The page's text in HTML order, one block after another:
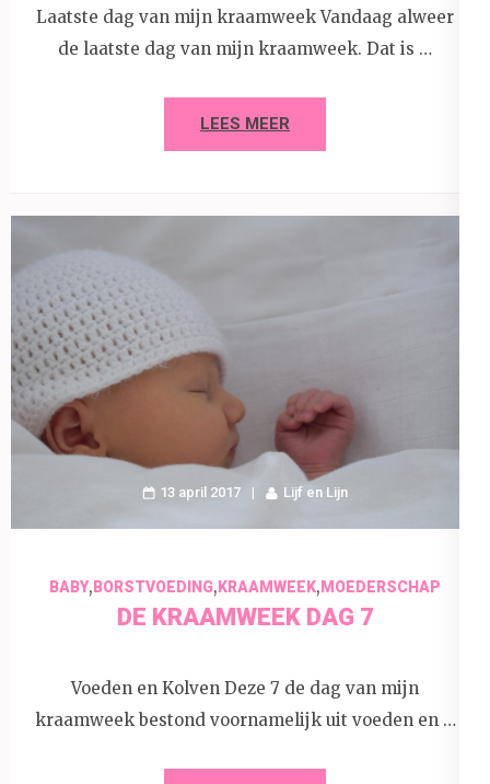
Laatste dag van mijn kraamweek Vandaag alweer
de laatste dag van mijn kraamweek. Dat is …
LEES MEER
13 april 2017 Lijf en Lijn
BABY, BORSTVOEDING, KRAAMWEEK, MOEDERSCHAP
DE KRAAMWEEK DAG 7
Voeden en Kolven Deze 7 de dag van mijn
kraamweek bestond voornamelijk uit voeden en …